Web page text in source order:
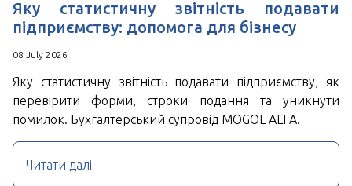
Яку статистичну звітність подавати
підприємству: допомога для бізнесу
08 July 2026
Яку статистичну звітність подавати підприємству, як
перевірити форми, строки подання та уникнути
помилок. Бухгалтерський супровід MOGOL ALFA.
Читати далі